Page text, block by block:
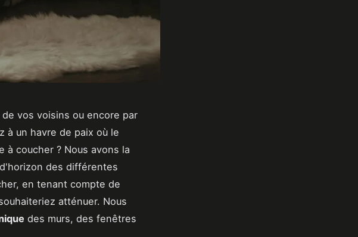
vos voisins ou encore par
à un havre de paix où le
à coucher ? Nous avons la
des différentes
en tenant compte de
atténuer. Nous
des murs, des fenêtres